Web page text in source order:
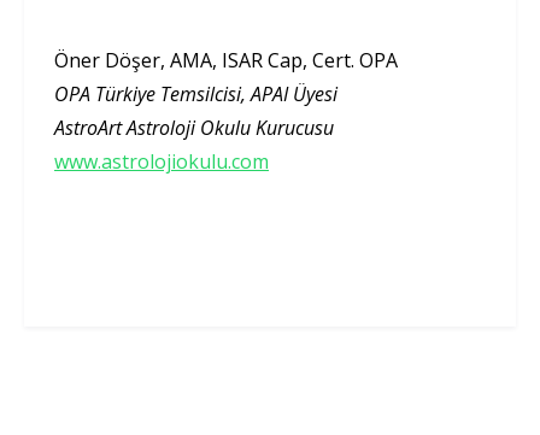
Öner Döşer, AMA, ISAR Cap, Cert. OPA
OPA Türkiye Temsilcisi, APAI Üyesi
AstroArt Astroloji Okulu Kurucusu
www.astrolojiokulu.com